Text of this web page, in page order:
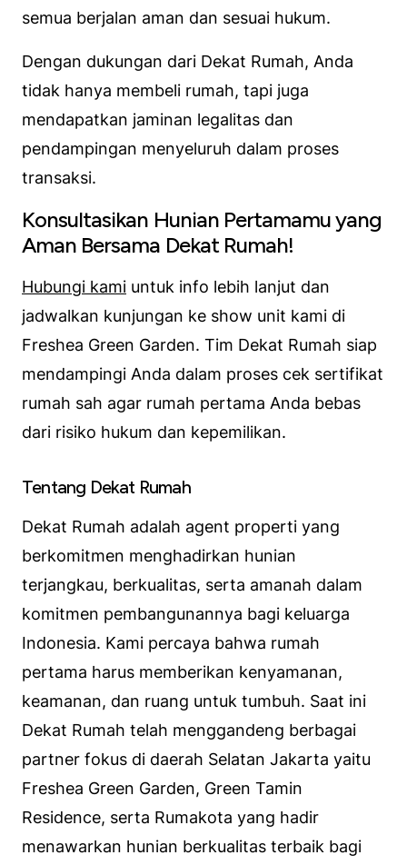
semua berjalan aman dan sesuai hukum.
Dengan dukungan dari Dekat Rumah, Anda
tidak hanya membeli rumah, tapi juga
mendapatkan jaminan legalitas dan
pendampingan menyeluruh dalam proses
transaksi.
Konsultasikan Hunian Pertamamu yang
Aman Bersama Dekat Rumah!
Hubungi kami untuk info lebih lanjut dan
jadwalkan kunjungan ke show unit kami di
Freshea Green Garden. Tim Dekat Rumah siap
mendampingi Anda dalam proses cek sertifikat
rumah sah agar rumah pertama Anda bebas
dari risiko hukum dan kepemilikan.
Tentang Dekat Rumah
Dekat Rumah adalah agent properti yang
berkomitmen menghadirkan hunian
terjangkau, berkualitas, serta amanah dalam
komitmen pembangunannya bagi keluarga
Indonesia. Kami percaya bahwa rumah
pertama harus memberikan kenyamanan,
keamanan, dan ruang untuk tumbuh. Saat ini
Dekat Rumah telah menggandeng berbagai
partner fokus di daerah Selatan Jakarta yaitu
Freshea Green Garden, Green Tamin
Residence, serta Rumakota yang hadir
menawarkan hunian berkualitas terbaik bagi